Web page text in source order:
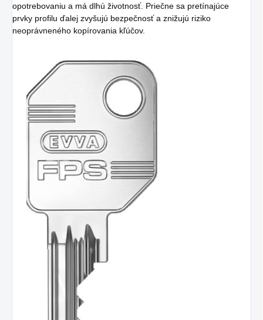
opotrebovaniu a má dlhú životnosť. Priečne sa pretínajúce
prvky profilu ďalej zvyšujú bezpečnosť a znižujú riziko
neoprávneného kopírovania kľúčov.